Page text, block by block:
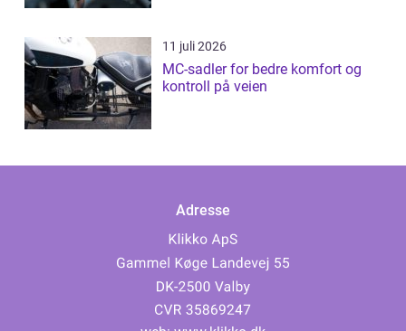
11 juli 2026
MC-sadler for bedre komfort og
kontroll på veien
Adresse